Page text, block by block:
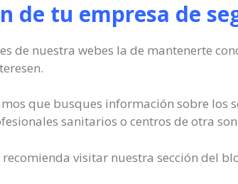
de tu empresa de
de nuestra webes la de mantenerte
que busques información sobre
sanitarios o centros de otra
visitar nuestra sección del